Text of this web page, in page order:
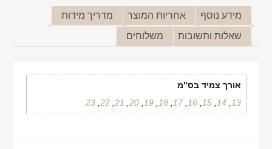
מידע נוסף אחריות המוצר
מדריך מידות
שאלות ותשובות
משלוחים
אורך צמיד בס"מ
13
14
15
16
17
18
19
20
,
21
,
22
,
23